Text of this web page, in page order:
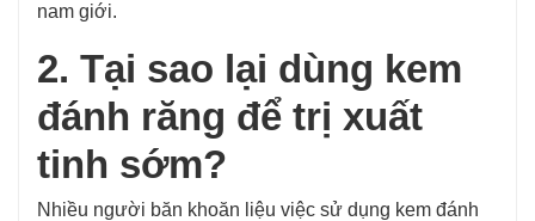
nam giới.
2. Tại sao lại dùng kem
đánh răng để trị xuất
tinh sớm?
Nhiều người băn khoăn liệu việc sử dụng kem đánh